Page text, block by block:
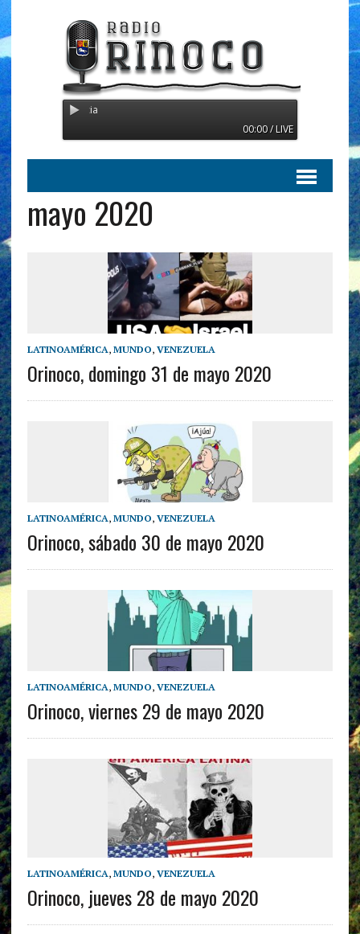
Radio Orinoco -
00:00 / LIVE
mayo 2020
LATINOAMÉRICA, MUNDO, VENEZUELA
Orinoco, domingo 31 de mayo 2020
LATINOAMÉRICA, MUNDO, VENEZUELA
Orinoco, sábado 30 de mayo 2020
LATINOAMÉRICA, MUNDO, VENEZUELA
Orinoco, viernes 29 de mayo 2020
LATINOAMÉRICA, MUNDO, VENEZUELA
Orinoco, jueves 28 de mayo 2020